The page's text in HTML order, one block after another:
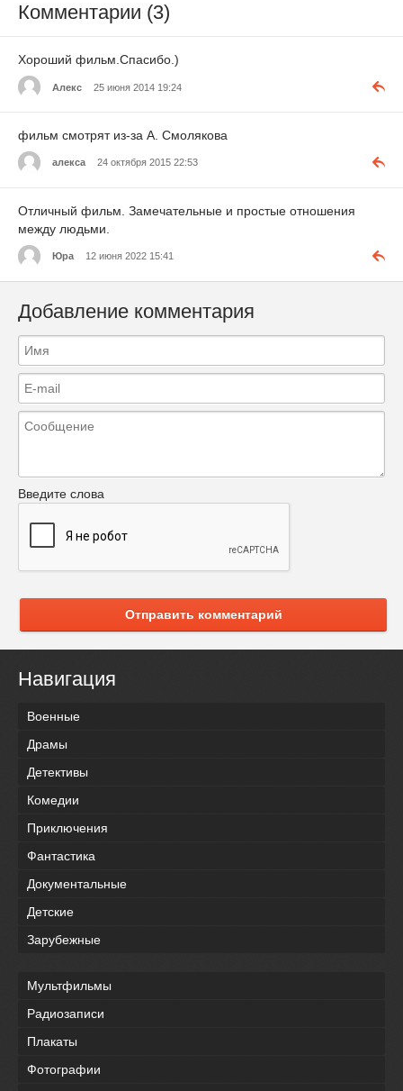
Комментарии (3)
Хороший фильм.Спасибо.)
Алекс 25 июня 2014 19:24
фильм смотрят из-за А. Смолякова
алекса 24 октября 2015 22:53
Отличный фильм. Замечательные и простые отношения
между людьми.
Юра 12 июня 2022 15:41
Добавление комментария
Введите слова
Отправить комментарий
Навигация
Военные
Драмы
Детективы
Комедии
Приключения
Фантастика
Документальные
Детские
Зарубежные
Мультфильмы
Радиозаписи
Плакаты
Фотографии